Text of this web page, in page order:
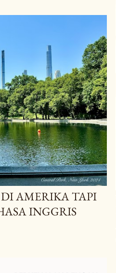
AMERIKA TAPI
INGGRIS